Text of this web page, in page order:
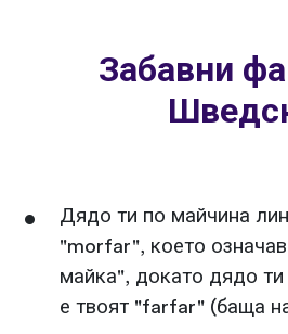
Забавни
Дядо ти по майчина
"morfar", което
майка", докато дядо
е твоят "farfar" (баща